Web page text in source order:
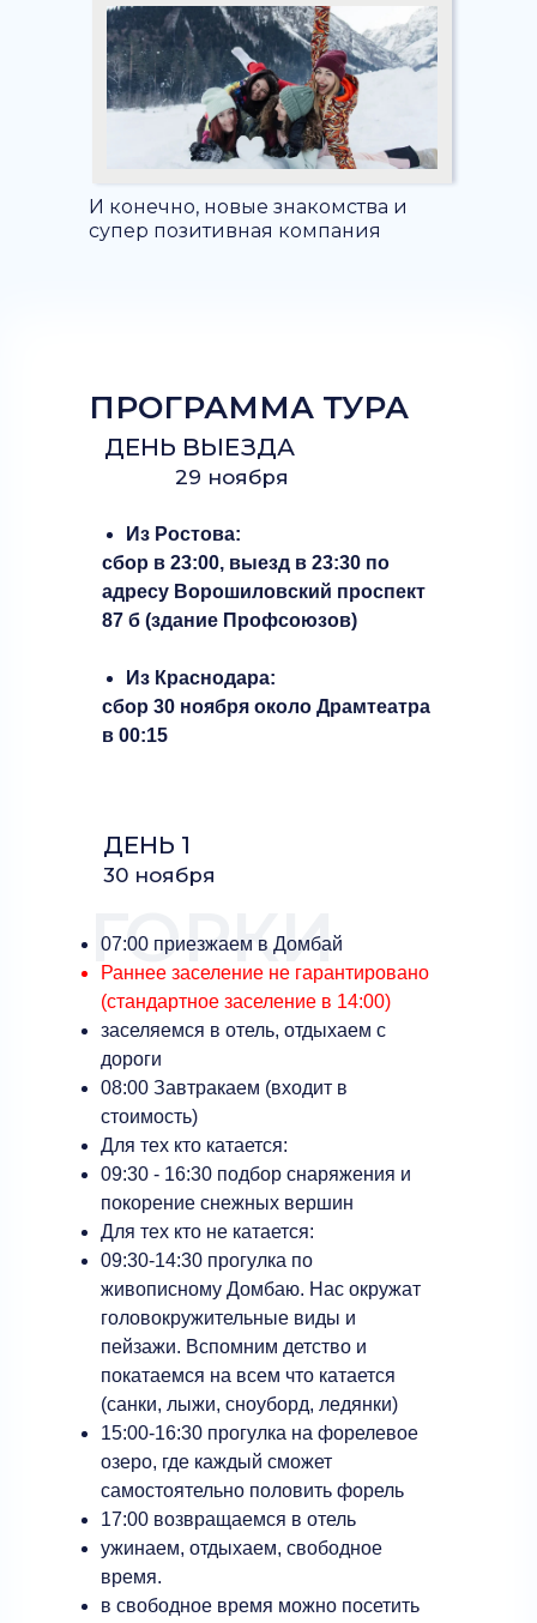
И конечно, новые знакомства и
супер позитивная компания
ГОРКИ
ПРОГРАММА ТУРА
ДЕНЬ ВЫЕЗДА
ДЕНЬ 1
07:00 приезжаем в Домбай
Раннее заселение не гарантировано
(стандартное заселение в 14:00)
заселяемся в отель, отдыхаем с
дороги
08:00 Завтракаем (входит в
стоимость)
Для тех кто катается:
09:30 - 16:30 подбор снаряжения и
покорение снежных вершин
Для тех кто не катается:
09:30-14:30 прогулка по
живописному Домбаю. Нас окружат
головокружительные виды и
пейзажи. Вспомним детство и
покатаемся на всем что катается
(санки, лыжи, сноуборд, ледянки)
15:00-16:30 прогулка на форелевое
озеро, где каждый сможет
самостоятельно половить форель
17:00 возвращаемся в отель
ужинаем, отдыхаем, свободное
время.
в свободное время можно посетить
Из Ростова:
сбор в 23:00, выезд в 23:30 по
адресу Ворошиловский проспект
87 б (здание Профсоюзов)
Из Краснодара:
сбор 30 ноября около Драмтеатра
в 00:15
29 ноября
30 ноября